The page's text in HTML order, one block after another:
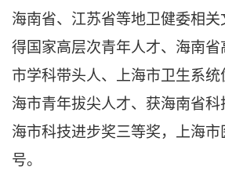
海南省、江苏省等地卫健委相
得国家高层次青年人才、海南
市学科带头人、上海市卫生系
海市青年拔尖人才、获海南省
海市科技进步奖三等奖，上海
号。